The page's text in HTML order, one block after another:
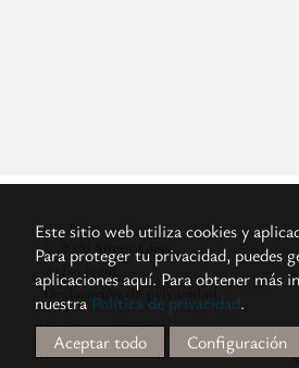
© 2026 Silent Gliss
Aviso legal
Declaración de privacidad
Configuración de cookies
Este sitio web utiliza cookies y
Para proteger tu privacidad, puedes
aplicaciones aquí. Para obtener más
nuestra Política de privacidad.
Aceptar todo
Configuración